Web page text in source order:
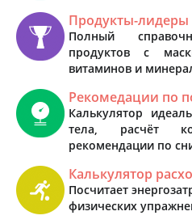
Продукты-лидеры
Полный
продуктов с
витаминов и
Рекомедации по
Калькулятор
тела, расчёт
рекомендации по
Калькулятор
Посчитает
физических